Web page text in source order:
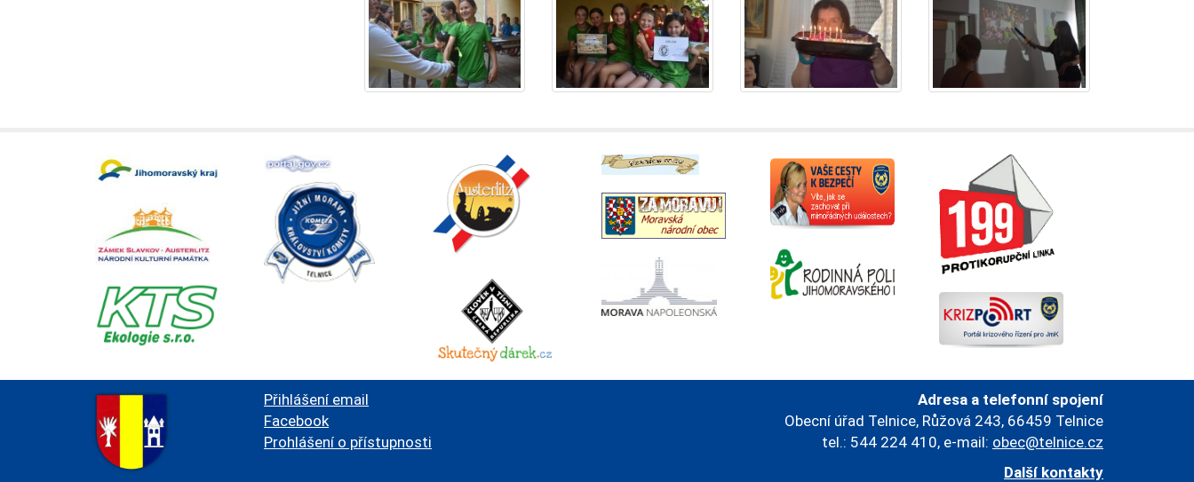
Přihlášení email
Facebook
Prohlášení o přístupnosti
Adresa a telefonní spojení
Obecní úřad Telnice, Růžová 243, 66459 Telnice
tel.: 544 224 410, e-mail: obec@telnice.cz
Další kontakty